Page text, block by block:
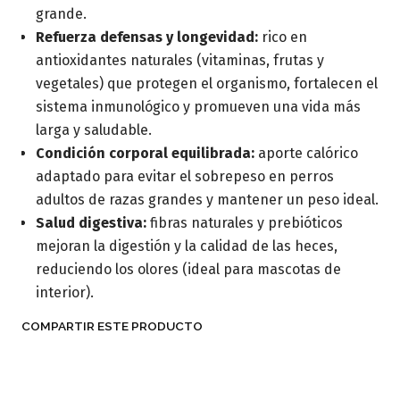
grande.
Refuerza defensas y longevidad: rico en
antioxidantes naturales (vitaminas, frutas y
vegetales) que protegen el organismo, fortalecen el
sistema inmunológico y promueven una vida más
larga y saludable.
Condición corporal equilibrada: aporte calórico
adaptado para evitar el sobrepeso en perros
adultos de razas grandes y mantener un peso ideal.
Salud digestiva: fibras naturales y prebióticos
mejoran la digestión y la calidad de las heces,
reduciendo los olores (ideal para mascotas de
interior).
COMPARTIR ESTE PRODUCTO